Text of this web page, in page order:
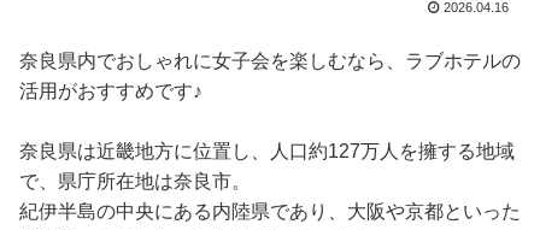
2026.04.16
奈良県内でおしゃれに女子会を楽しむなら、ラブホテルの
活用がおすすめです♪
奈良県は近畿地方に位置し、人口約127万人を擁する地域
で、県庁所在地は奈良市。
紀伊半島の中央にある内陸県であり、大阪や京都といった